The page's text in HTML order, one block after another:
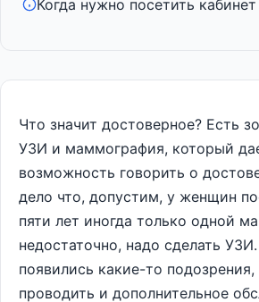
Когда нужно посетить
Что значит достоверное? Есть
УЗИ и маммография, который
возможность говорить о
дело что, допустим, у женщин
пяти лет иногда только одной
недостаточно, надо сделать
появились какие-то
проводить и дополнительное